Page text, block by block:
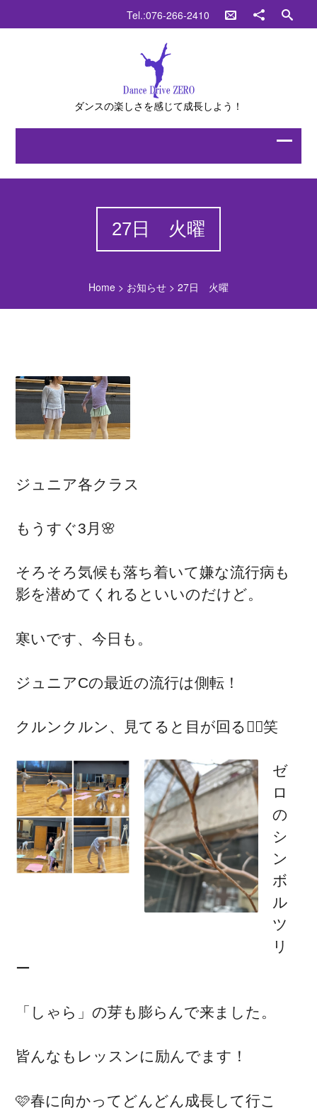
Tel.:076-266-2410
ダンスの楽しさを感じて成長しよう！
27日 火曜
Home> お知らせ> 27日 火曜
ジュニア各クラス
もうすぐ3月🌸
そろそろ気候も落ち着いて嫌な流行病も
影を潜めてくれるといいのだけど。
寒いです、今日も。
ジュニアCの最近の流行は側転！
クルンクルン、見てると目が回る😵‍💫笑
ゼ
ロ
の
シ
ン
ボ
ル
ツ
リ
ー
「しゃら」の芽も膨らんで来ました。
皆んなもレッスンに励んでます！
🩷春に向かってどんどん成長して行こ